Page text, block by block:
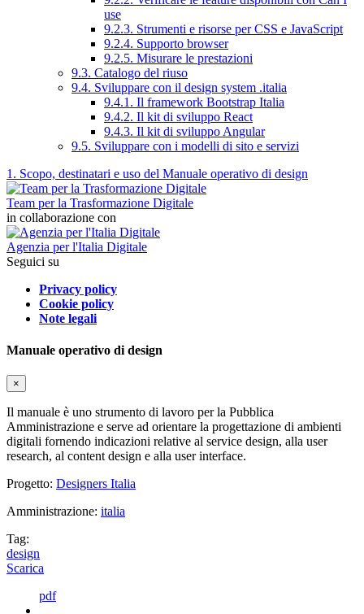
use
9.2.3. Strumenti e risorse per CSS e JavaScript
9.2.4. Supporto browser
9.2.5. Misurare le prestazioni
9.3. Catalogo del riuso
9.4. Sviluppare con il design system .italia
9.4.1. Il framework Bootstrap Italia
9.4.2. Il kit di sviluppo React
9.4.3. Il kit di sviluppo Angular
9.5. Sviluppare con i modelli di sito e servizi
1. Scopo, destinatari e uso del Manuale operativo di design
Team per la Trasformazione Digitale
in collaborazione con
Agenzia per l'Italia Digitale
Seguici su
Privacy policy
Cookie policy
Note legali
Manuale operativo di design
×
Il manuale è uno strumento di lavoro per la Pubblica
Amministrazione e serve ad orientare la progettazione di ambienti
digitali fornendo indicazioni relative al service design, alla user
research, al content design e alla user interface.
Progetto: Designers Italia
Amministrazione: italia
Tag:
design
Scarica
pdf